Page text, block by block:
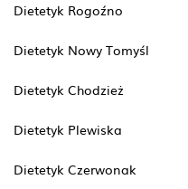
Dietetyk Rogoźno
Dietetyk Nowy Tomyśl
Dietetyk Chodzież
Dietetyk Plewiska
Dietetyk Czerwonak